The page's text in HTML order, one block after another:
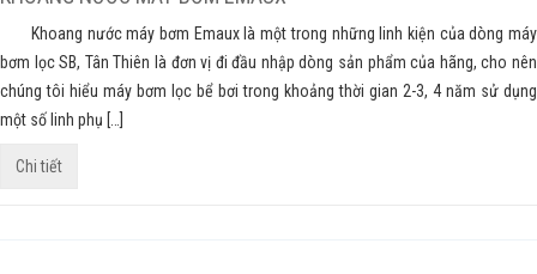
Khoang nước máy bơm Emaux là một trong những linh kiện của dòng máy
bơm lọc SB, Tân Thiên là đơn vị đi đầu nhập dòng sản phẩm của hãng, cho nên
chúng tôi hiểu máy bơm lọc bể bơi trong khoảng thời gian 2-3, 4 năm sử dụng
một số linh phụ […]
Chi tiết